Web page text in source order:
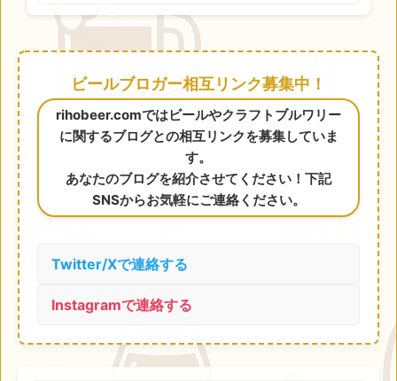
ビールブロガー相互リンク募集中！
rihobeer.comではビールやクラフトブルワリー
に関するブログとの相互リンクを募集していま
す。
あなたのブログを紹介させてください！下記
SNSからお気軽にご連絡ください。
Twitter/Xで連絡する
Instagramで連絡する